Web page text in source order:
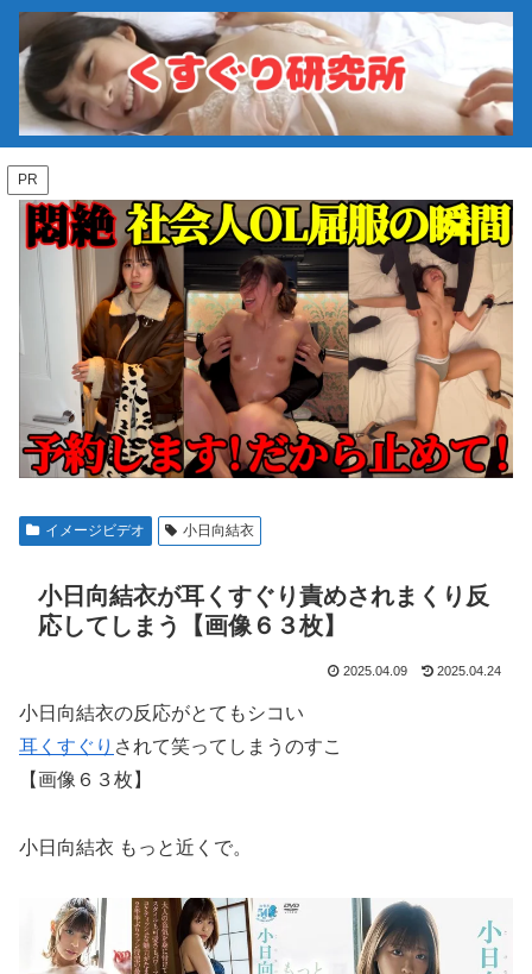
PR
イメージビデオ 小日向結衣
小日向結衣が耳くすぐり責めされまくり反
応してしまう【画像６３枚】
2025.04.09 2025.04.24
小日向結衣の反応がとてもシコい
耳くすぐり されて笑ってしまうのすこ
【画像６３枚】
小日向結衣 もっと近くで。